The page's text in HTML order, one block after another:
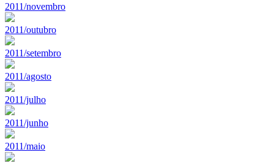
2011/novembro
2011/outubro
2011/setembro
2011/agosto
2011/julho
2011/junho
2011/maio